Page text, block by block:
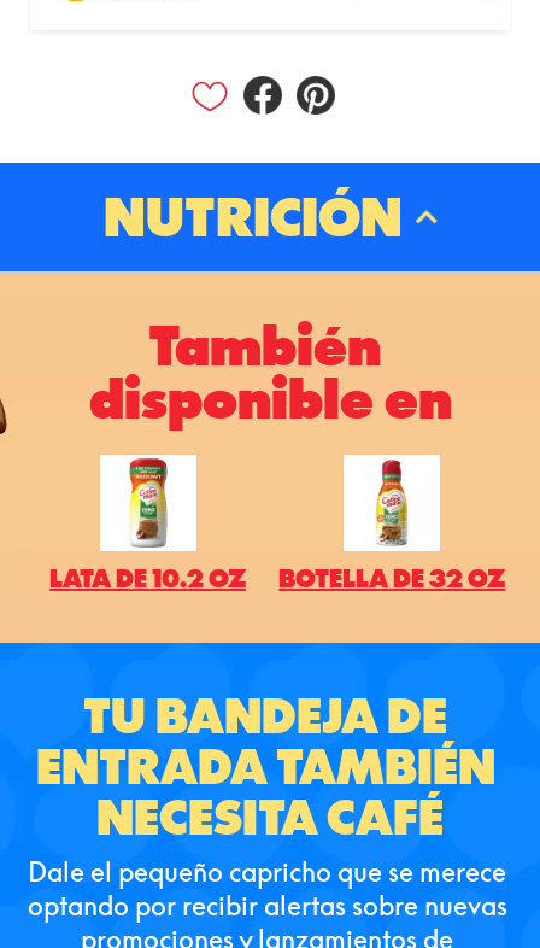
NUTRICIÓN
También
disponible en
LATA DE 10.2 OZ BOTELLA DE 32 OZ
TU BANDEJA DE
ENTRADA TAMBIÉN
NECESITA CAFÉ
Dale el pequeño capricho que se merece
optando por recibir alertas sobre nuevas
promociones y lanzamientos de